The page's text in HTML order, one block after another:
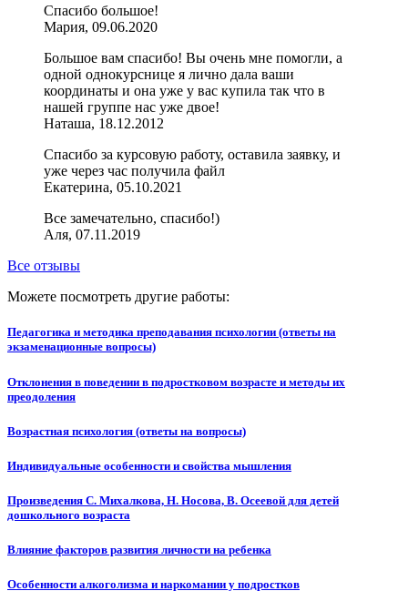
Спасибо большое!
Мария, 09.06.2020
Большое вам спасибо! Вы очень мне помогли, а
одной однокурснице я лично дала ваши
координаты и она уже у вас купила так что в
нашей группе нас уже двое!
Наташа, 18.12.2012
Спасибо за курсовую работу, оставила заявку, и
уже через час получила файл
Екатерина, 05.10.2021
Все замечательно, спасибо!)
Аля, 07.11.2019
Все отзывы
Можете посмотреть другие работы:
Педагогика и методика преподавания психологии (ответы на
экзаменационные вопросы)
Отклонения в поведении в подростковом возрасте и методы их
преодоления
Возрастная психология (ответы на вопросы)
Индивидуальные особенности и свойства мышления
Произведения С. Михалкова, Н. Носова, В. Осеевой для детей
дошкольного возраста
Влияние факторов развития личности на ребенка
Особенности алкоголизма и наркомании у подростков